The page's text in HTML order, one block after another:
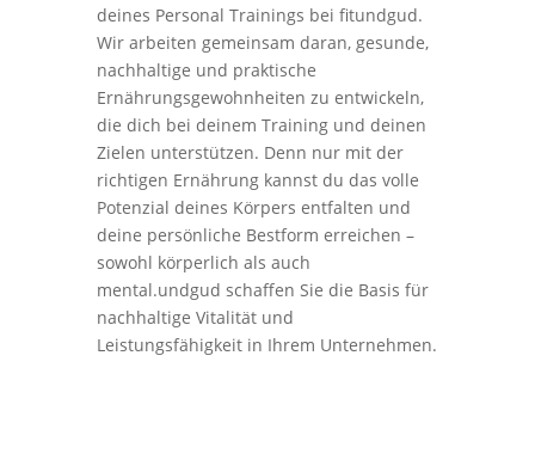
deines Personal Trainings bei fitundgud.
Wir arbeiten gemeinsam daran, gesunde,
nachhaltige und praktische
Ernährungsgewohnheiten zu entwickeln,
die dich bei deinem Training und deinen
Zielen unterstützen. Denn nur mit der
richtigen Ernährung kannst du das volle
Potenzial deines Körpers entfalten und
deine persönliche Bestform erreichen –
sowohl körperlich als auch
mental.undgud schaffen Sie die Basis für
nachhaltige Vitalität und
Leistungsfähigkeit in Ihrem Unternehmen.